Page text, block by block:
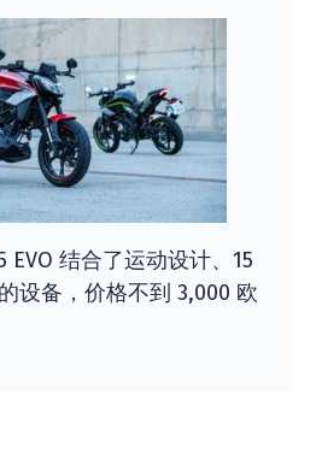
结合了运动设计、15
设备，价格不到 3,000 欧